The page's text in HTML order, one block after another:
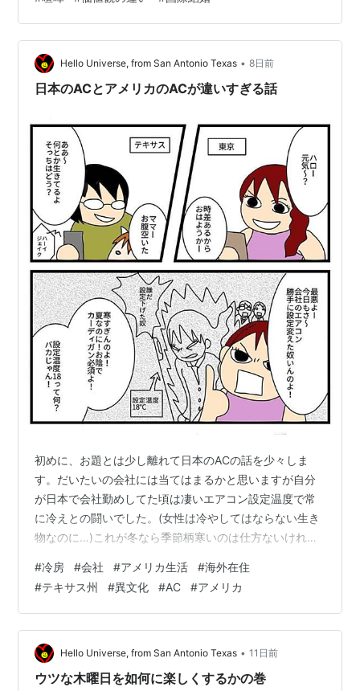
う。自分のことでいっぱいいっぱいの時は尚更です。そ
れが罪だとか悪いことだとかは思っていませんし、むし
ろ普通のことなんだろうと割り切っています。 ただ、一
緒にいる時間が長い相手だと段々と甘え？みたいなもん
が生まれてきてしまう。些細なことでも(敢え…
Hello Universe, from San Antonio Texas • 8日前
日本のACとアメリカのACが違いすぎる話
初めに、お題とは少し離れて日本のACの話を少々しま
す。だいたいの会社には当てはまるかと思いますが自分
が日本で会社勤めしてた頃は凄いエアコン設定温度で常
に冷えとの闘いでした。(女性は冷やしてはならない生き
物なのに…)これが冬なら季節柄寒いのは仕方ないけれど
カーディガン着なきゃならないの？！といつも皆で愚痴
っていました。中にはダウンコート着てる人もいたほ
ど！もちろん外に出れば炎天下ですから気温差でも何回
か頭痛や目眩に悩まされたことがあります。それが原因
で会社を早退したこともあります。(→医者に行ったら夏
風邪と診断された) 営業曰く、暑い中外回り営業…
#冷房 #会社 #アメリカ生活 #海外在住
#テキサス州 #異文化 #AC #アメリカ
Hello Universe, from San Antonio Texas • 11日前
ウツな木曜日を如何に楽しくするかの巻